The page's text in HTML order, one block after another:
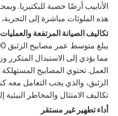
الأنابيب أرضًا خصبة للبكتيريا.
هذه الملوثات مباشرة إلى التجربة،
تكاليف الصيانة المرتفعة
مما يؤدي إلى الاستبدال
الزئبق، والذي يجب التعامل معه
تكاليف الامتثال والمخاطر البيئية
أداء تطهير غير مستقر